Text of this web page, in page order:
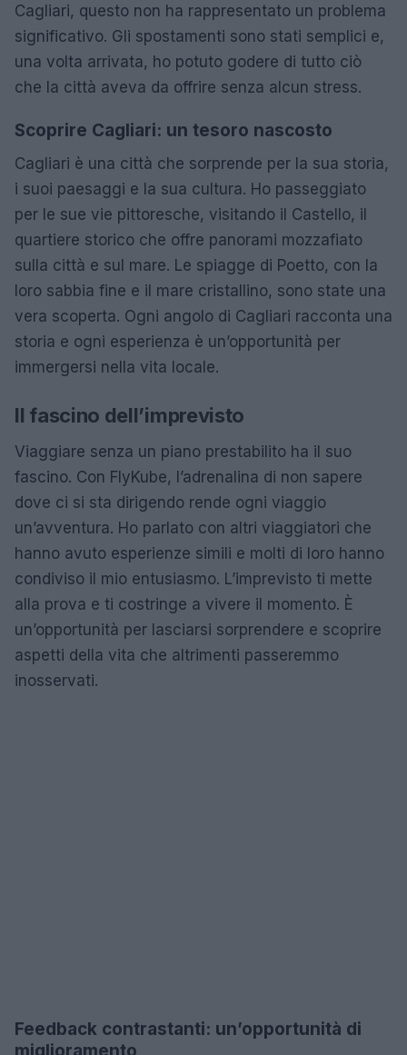
Cagliari, questo non ha rappresentato un problema
significativo. Gli spostamenti sono stati semplici e,
una volta arrivata, ho potuto godere di tutto ciò
che la città aveva da offrire senza alcun stress.
Scoprire Cagliari: un tesoro nascosto
Cagliari è una città che sorprende per la sua storia,
i suoi paesaggi e la sua cultura. Ho passeggiato
per le sue vie pittoresche, visitando il Castello, il
quartiere storico che offre panorami mozzafiato
sulla città e sul mare. Le spiagge di Poetto, con la
loro sabbia fine e il mare cristallino, sono state una
vera scoperta. Ogni angolo di Cagliari racconta una
storia e ogni esperienza è un’opportunità per
immergersi nella vita locale.
Il fascino dell’imprevisto
Viaggiare senza un piano prestabilito ha il suo
fascino. Con FlyKube, l’adrenalina di non sapere
dove ci si sta dirigendo rende ogni viaggio
un’avventura. Ho parlato con altri viaggiatori che
hanno avuto esperienze simili e molti di loro hanno
condiviso il mio entusiasmo. L’imprevisto ti mette
alla prova e ti costringe a vivere il momento. È
un’opportunità per lasciarsi sorprendere e scoprire
aspetti della vita che altrimenti passeremmo
inosservati.
Feedback contrastanti: un’opportunità di
miglioramento